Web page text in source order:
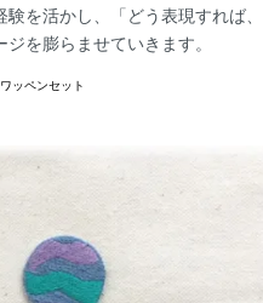
を活かし、「どう表現すれば、
を膨らませていきます。
ッペンセット